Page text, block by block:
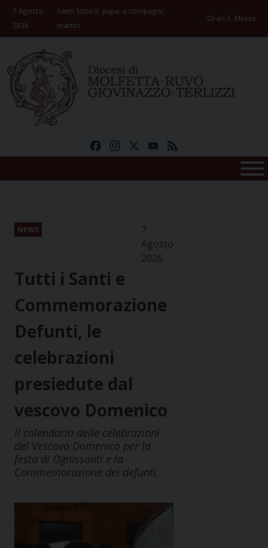
Skip
content
7 Agosto
2026
Santi Sisto II, papa, e compagni,
martiri
Orari S. Messe
FacebookInstagramYouTube
NEWS
7
Agosto
2026
Tutti i Santi e
Commemorazione
Defunti, le
celebrazioni
presiedute dal
vescovo Domenico
Il calendario delle celebrazioni
del Vescovo Domenico per la
festa di Ognissanti e la
Commemorazione dei defunti.